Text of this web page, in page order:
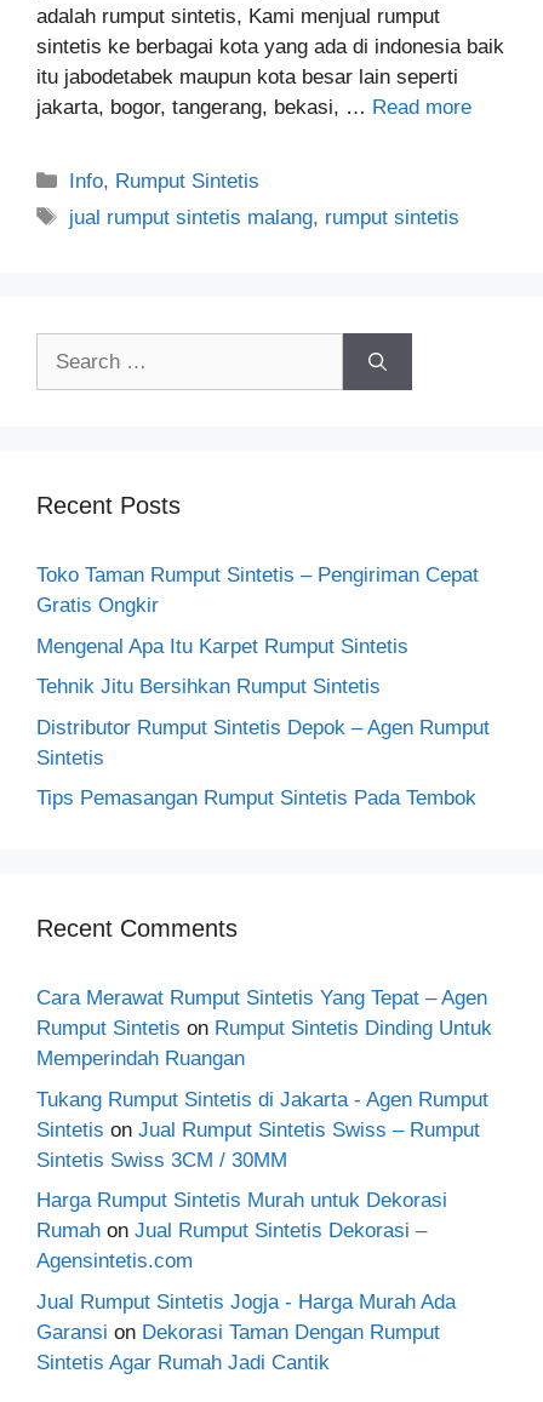
adalah rumput sintetis, Kami menjual rumput
sintetis ke berbagai kota yang ada di indonesia baik
itu jabodetabek maupun kota besar lain seperti
jakarta, bogor, tangerang, bekasi, … Read more
Categories
Info, Rumput Sintetis
Tags
jual rumput sintetis malang, rumput sintetis
Recent Posts
Toko Taman Rumput Sintetis – Pengiriman Cepat
Gratis Ongkir
Mengenal Apa Itu Karpet Rumput Sintetis
Tehnik Jitu Bersihkan Rumput Sintetis
Distributor Rumput Sintetis Depok – Agen Rumput
Sintetis
Tips Pemasangan Rumput Sintetis Pada Tembok
Recent Comments
Cara Merawat Rumput Sintetis Yang Tepat – Agen
Rumput Sintetis on Rumput Sintetis Dinding Untuk
Memperindah Ruangan
Tukang Rumput Sintetis di Jakarta - Agen Rumput
Sintetis on Jual Rumput Sintetis Swiss – Rumput
Sintetis Swiss 3CM / 30MM
Harga Rumput Sintetis Murah untuk Dekorasi
Rumah on Jual Rumput Sintetis Dekorasi –
Agensintetis.com
Jual Rumput Sintetis Jogja - Harga Murah Ada
Garansi on Dekorasi Taman Dengan Rumput
Sintetis Agar Rumah Jadi Cantik